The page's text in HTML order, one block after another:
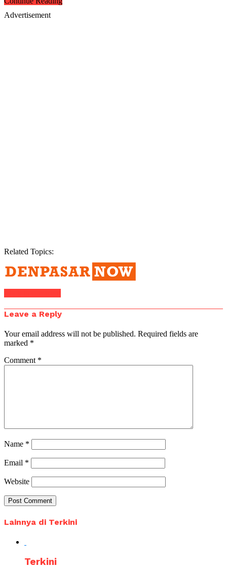
Advertisement
Related Topics:
Leave a Reply
Your email address will not be published. Required fields are
marked *
Comment *
Name *
Email *
Website
Lainnya di Terkini
Terkini